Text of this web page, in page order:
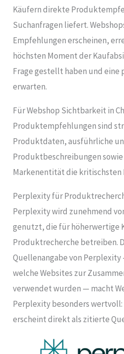
Käufern direkte
Suchanfragen liefert.
Empfehlungen erscheinen,
höchsten Moment der
Frage gestellt haben und
erwarten.
Für Webshop Sichtbarkeit in
Produktempfehlungen sind
Produktdaten, ausführliche
Produktbeschreibungen
Markenentität die kritischsten
Perplexity für
Perplexity wird zunehmend
genutzt, die für höherwertige
Produktrecherche betreiben.
Quellenangabe von Perplexity
welche Websites zur
verwendet wurden — macht
Perplexity besonders wertvoll:
erscheint direkt als zitierte